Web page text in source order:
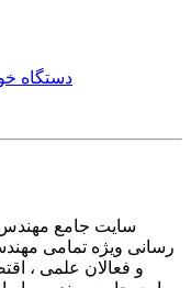
دستگاه
سایت جامع مهندس
رسانی ویژه تمامی
و فعالان علمی ،